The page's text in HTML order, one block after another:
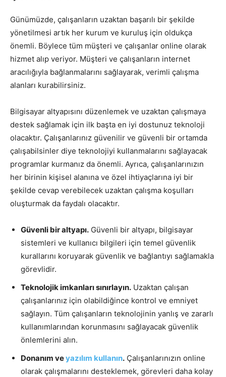
Günümüzde, çalışanların uzaktan başarılı bir şekilde
yönetilmesi artık her kurum ve kuruluş için oldukça
önemli. Böylece tüm müşteri ve çalışanlar online olarak
hizmet alıp veriyor. Müşteri ve çalışanların internet
aracılığıyla bağlanmalarını sağlayarak, verimli çalışma
alanları kurabilirsiniz.
Bilgisayar altyapısını düzenlemek ve uzaktan çalışmaya
destek sağlamak için ilk başta en iyi dostunuz teknoloji
olacaktır. Çalışanlarınız güvenilir ve güvenli bir ortamda
çalışabilsinler diye teknolojiyi kullanmalarını sağlayacak
programlar kurmanız da önemli. Ayrıca, çalışanlarınızın
her birinin kişisel alanına ve özel ihtiyaçlarına iyi bir
şekilde cevap verebilecek uzaktan çalışma koşulları
oluşturmak da faydalı olacaktır.
Güvenli bir altyapı. Güvenli bir altyapı, bilgisayar
sistemleri ve kullanıcı bilgileri için temel güvenlik
kurallarını koruyarak güvenlik ve bağlantıyı sağlamakla
görevlidir.
Teknolojik imkanları sınırlayın. Uzaktan çalışan
çalışanlarınız için olabildiğince kontrol ve emniyet
sağlayın. Tüm çalışanların teknolojinin yanlış ve zararlı
kullanımlarından korunmasını sağlayacak güvenlik
önlemlerini alın.
Donanım veyazılım kullanın. Çalışanlarınızın online
olarak çalışmalarını desteklemek, görevleri daha kolay